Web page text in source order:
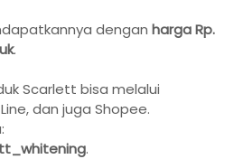
dengan harga Rp.
.
Scarlett bisa melalui
dan juga Shopee.
.